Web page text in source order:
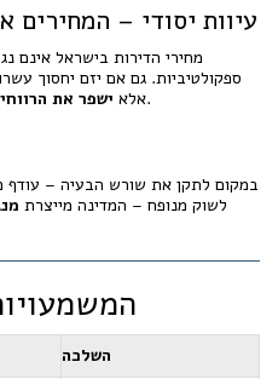
3. עיוות יסודי –
מחירי הדירות בישראל אינם
ספקולטיביות. גם אם יזם יחסוך
אלא ישפר את .
במקום לתקן את שורש הבעיה – עודף
לשוק מנופח – המדינה מייצרת
השלכה